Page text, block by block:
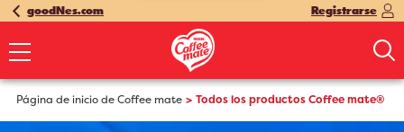
goodNes.com Registrarse
Página de inicio de Coffee mate Todos los productos Coffee mate®